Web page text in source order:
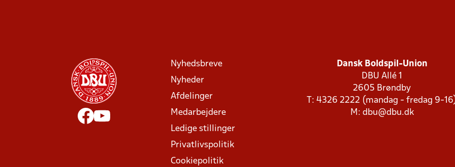
Nyhedsbreve
Nyheder
Afdelinger
Medarbejdere
Ledige stillinger
Privatlivspolitik
Cookiepolitik
Dansk Boldspil-Union
DBU Allé 1
2605 Brøndby
T: 4326 2222 (mandag - fredag 9-
M: dbu@dbu.dk